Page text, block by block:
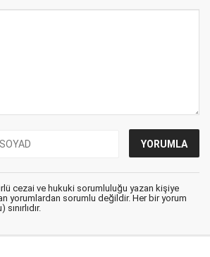
cezai ve hukuki sorumluluğu yazan kişiye
yorumlardan sorumlu değildir. Her bir yorum